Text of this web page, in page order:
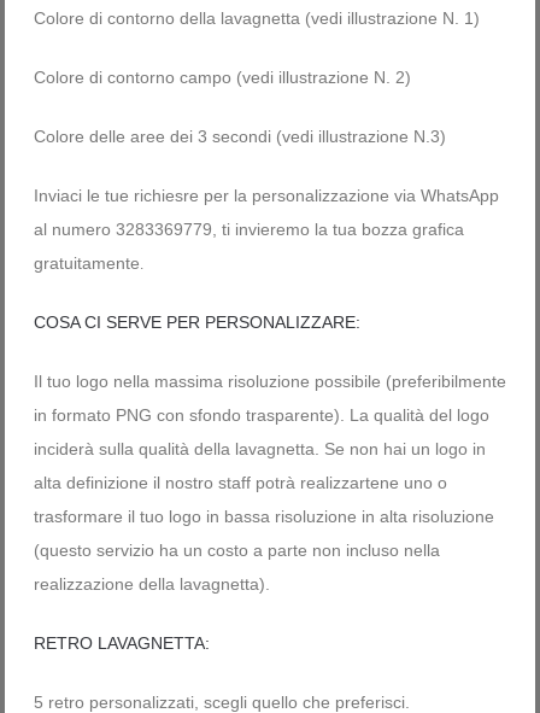
Colore di contorno della lavagnetta (vedi illustrazione N. 1)
Colore di contorno campo (vedi illustrazione N. 2)
Colore delle aree dei 3 secondi (vedi illustrazione N.3)
Inviaci le tue richiesre per la personalizzazione via WhatsApp
al numero 3283369779, ti invieremo la tua bozza grafica
gratuitamente
COSA CI SERVE PER PERSONALIZZARE:
Il tuo logo nella massima risoluzione possibile (preferibilmente
in formato PNG con sfondo trasparente). La qualità del logo
inciderà sulla qualità della lavagnetta. Se non hai un logo in
alta definizione il nostro staff potrà realizzartene uno o
trasformare il tuo logo in bassa risoluzione in alta risoluzione
(questo servizio ha un costo a parte non incluso nella
realizzazione della lavagnetta).
RETRO LAVAGNETTA:
5 retro personalizzati, scegli quello che preferisci.